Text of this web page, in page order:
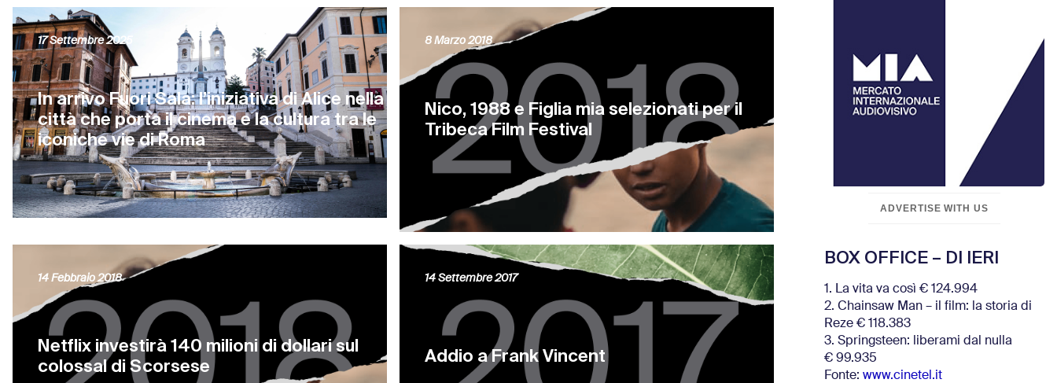
In arrivo Fuori Sala: l’iniziativa di Alice nella
città che porta il cinema e la cultura tra le
iconiche vie di Roma
17 Settembre 2025
Nico, 1988 e Figlia mia selezionati per il
Tribeca Film Festival
8 Marzo 2018
Netflix investirà 140 milioni di dollari sul
colossal di Scorsese
14 Febbraio 2018
Addio a Frank Vincent
14 Settembre 2017
ADVERTISE WITH US
BOX OFFICE – DI IERI
1. La vita va così € 124.994
2. Chainsaw Man – il film: la storia di
Reze € 118.383
3. Springsteen: liberami dal nulla
€ 99.935
Fonte: www.cinetel.it